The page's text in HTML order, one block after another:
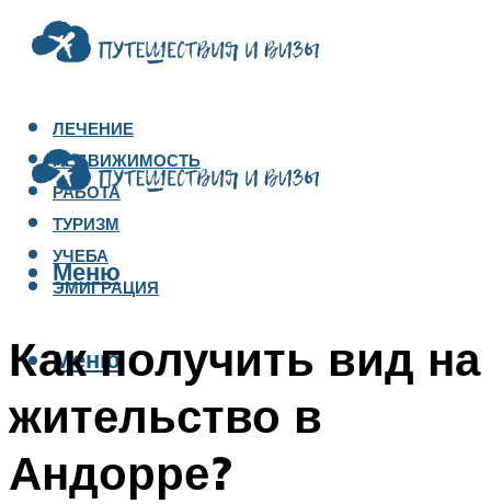
ЛЕЧЕНИЕ
НЕДВИЖИМОСТЬ
РАБОТА
ТУРИЗМ
УЧЕБА
ЭМИГРАЦИЯ
Меню
Меню
Как получить вид на
жительство в
Андорре?